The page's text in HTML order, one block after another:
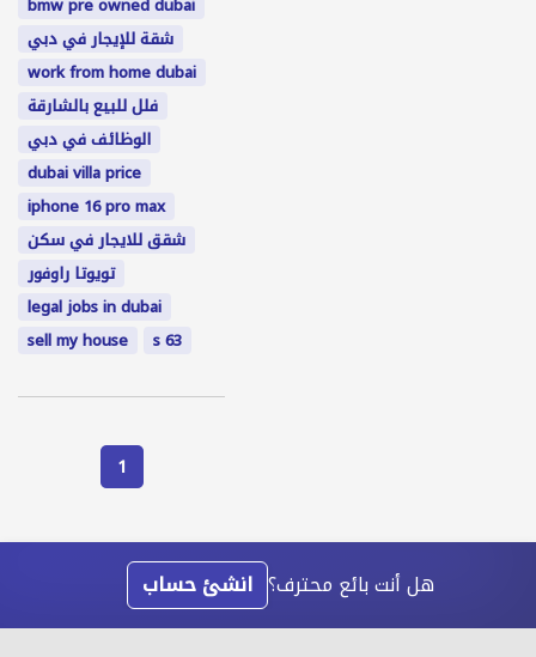
شقة للإيجار في دبي
work from home dubai
فلل للبيع بالشارقة
الوظائف في دبي
dubai villa price
iphone 16 pro max
شقق للايجار في سكن
تویوتا راوفور
legal jobs in dubai
sell my house
s 63
1
هل أنت بائع محترف؟ انشئ حساب